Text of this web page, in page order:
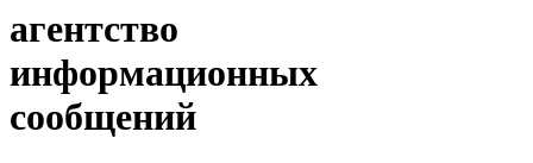
агентство
информационных
сообщений